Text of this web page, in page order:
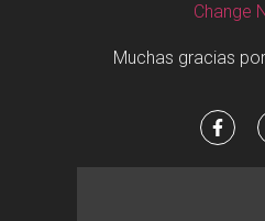
Change
Muchas gracias